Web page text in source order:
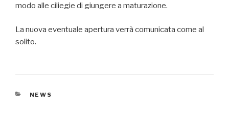
modo alle ciliegie di giungere a maturazione.
La nuova eventuale apertura verrà comunicata come al
solito.
CATEGORIE
NEWS